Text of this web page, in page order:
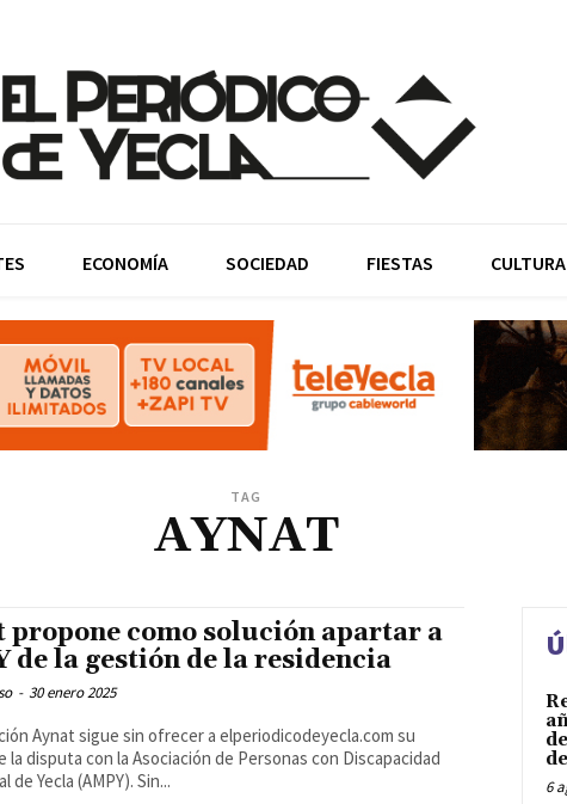
ECONOMÍA SOCIEDAD FIESTAS CULTURA
TAG
AYNAT
propone como solución apartar a
de la gestión de la residencia
- 30 enero 2025
Aynat sigue sin ofrecer a elperiodicodeyecla.com su
la disputa con la Asociación de Personas con Discapacidad
Intelectual de Yecla (AMPY). Sin...
6